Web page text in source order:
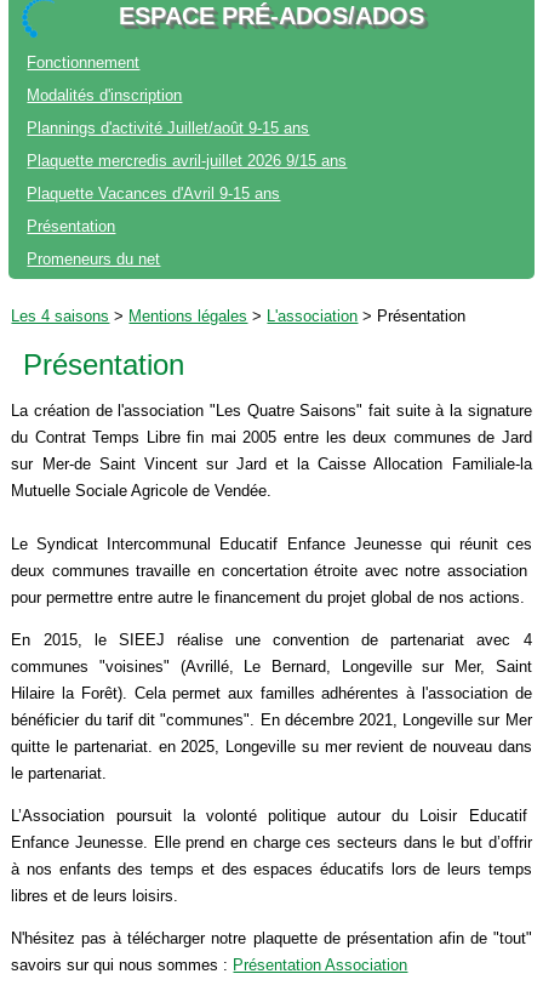
ESPACE PRÉ-ADOS/ADOS
Fonctionnement
Modalités d'inscription
Plannings d'activité Juillet/août 9-15 ans
Plaquette mercredis avril-juillet 2026 9/15 ans
Plaquette Vacances d'Avril 9-15 ans
Présentation
Promeneurs du net
Les 4 saisons > Mentions légales > L'association > Présentation
Présentation
La création de l'association "Les Quatre Saisons" fait suite à la signature
du Contrat Temps Libre fin mai 2005 entre les deux communes de Jard
sur Mer-de Saint Vincent sur Jard et la Caisse Allocation Familiale-la
Mutuelle Sociale Agricole de Vendée.
Le Syndicat Intercommunal Educatif Enfance Jeunesse qui réunit ces
deux communes travaille en concertation étroite avec notre association
pour permettre entre autre le financement du projet global de nos actions.
En 2015, le SIEEJ réalise une convention de partenariat avec 4
communes "voisines" (Avrillé, Le Bernard, Longeville sur Mer, Saint
Hilaire la Forêt). Cela permet aux familles adhérentes à l'association de
bénéficier du tarif dit "communes". En décembre 2021, Longeville sur Mer
quitte le partenariat. en 2025, Longeville su mer revient de nouveau dans
le partenariat.
L’Association poursuit la volonté politique autour du Loisir Educatif
Enfance Jeunesse. Elle prend en charge ces secteurs dans le but d’offrir
à nos enfants des temps et des espaces éducatifs lors de leurs temps
libres et de leurs loisirs.
N'hésitez pas à télécharger notre plaquette de présentation afin de "tout"
savoirs sur qui nous sommes : Présentation Association